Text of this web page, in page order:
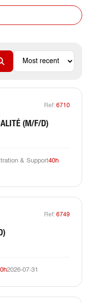
Ref: 6710
(M/F/D)
& Support40h
Ref: 6749
2026-07-31